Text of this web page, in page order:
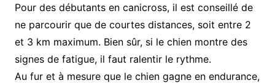
Pour des débutants en canicross, il est conseillé de
ne parcourir que de courtes distances, soit entre 2
et 3 km maximum. Bien sûr, si le chien montre des
signes de fatigue, il faut ralentir le rythme.
Au fur et à mesure que le chien gagne en endurance,